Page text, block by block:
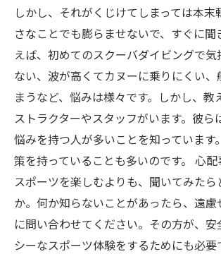
しかし、それがくじけてしまっては本末
さなことでも膨らませないで、すぐに聞
えば、初めてのスクーバダイビングで
ない、波が高くてカヌーに乗りにくい、
まうなど、悩みは様々です。しかし、教
ストラクターやスタッフがいます。彼ら
悩みを持つ人が多いことを知っています
策を持っていることも多いのです。 心
スポーツを楽しむよりも、聞いてみたら
か。何か知らないことがあったら、遠慮
に問い合わせてください。その方が、安
シーなスポーツ体験をするためにも必要